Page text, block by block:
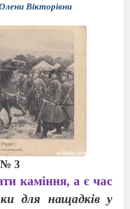
Вікторівни
№ 3
каміння, а є час
для нащадків у